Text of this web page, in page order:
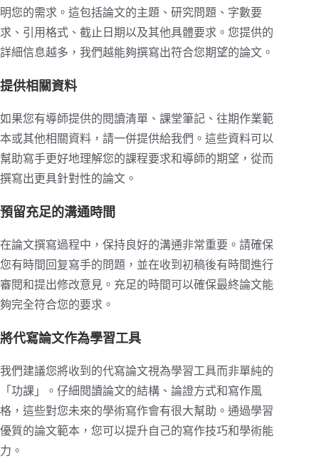
明您的需求。這包括論文的主題、研究問題、字數要
求、引用格式、截止日期以及其他具體要求。您提供的
詳細信息越多，我們越能夠撰寫出符合您期望的論文。
提供相關資料
如果您有導師提供的閱讀清單、課堂筆記、往期作業範
本或其他相關資料，請一併提供給我們。這些資料可以
幫助寫手更好地理解您的課程要求和導師的期望，從而
撰寫出更具針對性的論文。
預留充足的溝通時間
在論文撰寫過程中，保持良好的溝通非常重要。請確保
您有時間回复寫手的問題，並在收到初稿後有時間進行
審閱和提出修改意見。充足的時間可以確保最終論文能
夠完全符合您的要求。
將代寫論文作為學習工具
我們建議您將收到的代寫論文視為學習工具而非單純的
「功課」。仔細閱讀論文的結構、論證方式和寫作風
格，這些對您未來的學術寫作會有很大幫助。通過學習
優質的論文範本，您可以提升自己的寫作技巧和學術能
力。